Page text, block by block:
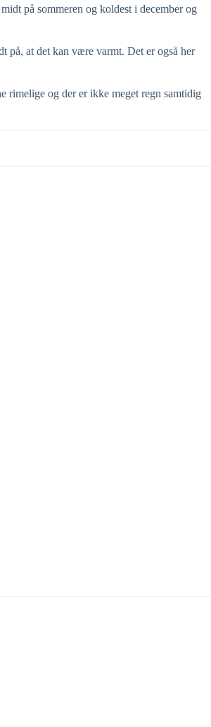
på sommeren og koldest i december og
på, at det kan være varmt. Det er også her
rimelige og der er ikke meget regn samtidig